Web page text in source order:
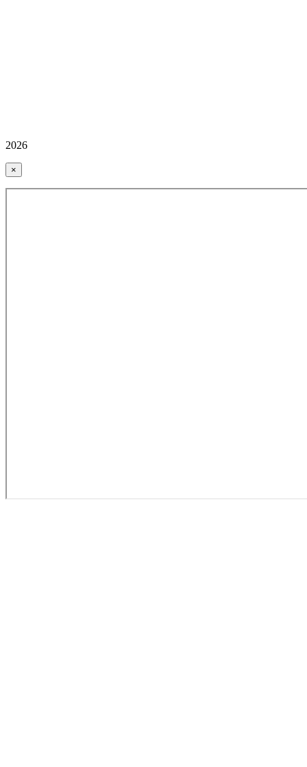
2026
×